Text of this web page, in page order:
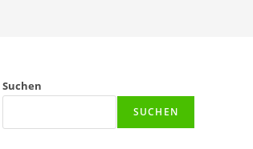
Suchen
SUCHEN